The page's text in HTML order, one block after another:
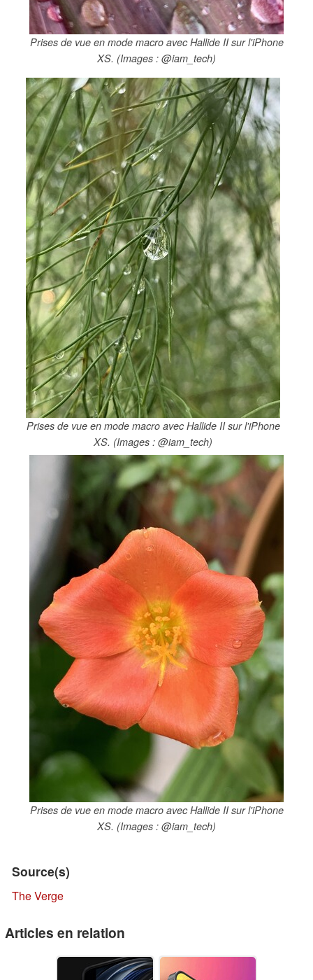
Prises de vue en mode macro avec Hallide II sur l'iPhone
XS. (Images : @iam_tech)
Prises de vue en mode macro avec Hallide II sur l'iPhone
XS. (Images : @iam_tech)
Prises de vue en mode macro avec Hallide II sur l'iPhone
XS. (Images : @iam_tech)
Source(s)
The Verge
Articles en relation